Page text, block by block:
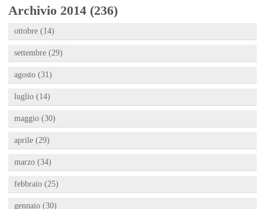
Archivio 2014 (236)
ottobre (14)
settembre (29)
agosto (31)
luglio (14)
maggio (30)
aprile (29)
marzo (34)
febbraio (25)
gennaio (30)